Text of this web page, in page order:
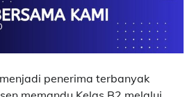
penerima terbanyak